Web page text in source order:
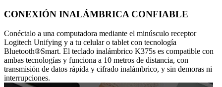
CONEXIÓN INALÁMBRICA CONFIABLE
Conéctalo a una computadora mediante el minúsculo receptor
Logitech Unifying y a tu celular o tablet con tecnología
Bluetooth®Smart. El teclado inalámbrico K375s es compatible con
ambas tecnologías y funciona a 10 metros de distancia, con
transmisión de datos rápida y cifrado inalámbrico, y sin demoras ni
interrupciones.